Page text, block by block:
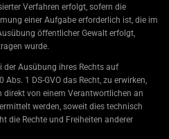
Verfahren erfolgt, sofern die
einer Aufgabe erforderlich ist, die im
öffentlicher Gewalt erfolgt,
wurde.
der Ausübung ihres Rechts auf
1 DS-GVO das Recht, zu erwirken,
direkt von einem Verantwortlichen an
werden, soweit dies technisch
die Rechte und Freiheiten anderer